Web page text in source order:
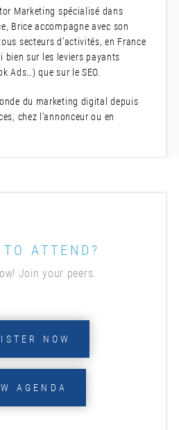
Marketing spécialisé dans
Brice accompagne avec son
secteurs d’activités, en France
bien sur les leviers payants
Ads…) que sur le SEO.
du marketing digital depuis
chez l’annonceur ou en
ATTEND?
Join your peers.
NOW
AGENDA